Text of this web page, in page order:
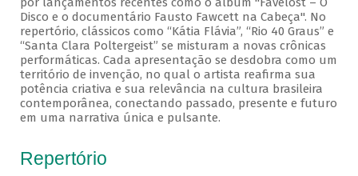
Disco e o documentário Fausto Fawcett na Cabeça". No
repertório, clássicos como “Kátia Flávia”, “Rio 40 Graus” e
“Santa Clara Poltergeist” se misturam a novas crônicas
performáticas. Cada apresentação se desdobra como um
território de invenção, no qual o artista reafirma sua
potência criativa e sua relevância na cultura brasileira
contemporânea, conectando passado, presente e futuro
em uma narrativa única e pulsante.
Repertório